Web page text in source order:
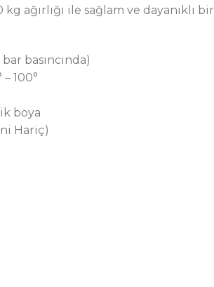
ağırlığı ile sağlam ve dayanıklı bir
basıncında)
100°
boya
Hariç)